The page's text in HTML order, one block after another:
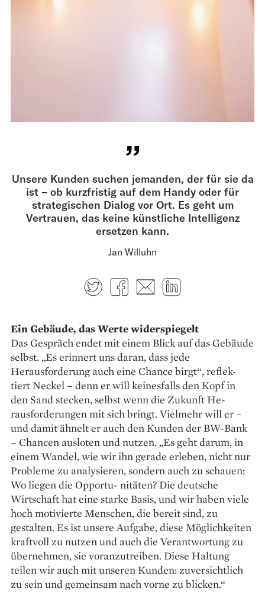
Unsere Kunden suchen jemanden, der für sie da
ist – ob kurzfristig auf dem Handy oder für
strategischen Dialog vor Ort. Es geht um
Vertrauen, das keine künstliche Intelligenz
ersetzen kann.
Jan Willuhn
TwitterFacebook
E-mail
Ein Gebäude, das Werte widerspiegelt
Das Gespräch endet mit einem Blick auf das Gebäude
selbst. „Es erinnert uns daran, dass jede
Herausforderung auch eine Chance birgt“, reflek-
tiert Neckel – denn er will keinesfalls den Kopf in
den Sand stecken, selbst wenn die Zukunft He-
rausforderungen mit sich bringt. Vielmehr will er –
und damit ähnelt er auch den Kunden der BW-Bank
– Chancen ausloten und nutzen. „Es geht darum, in
einem Wandel, wie wir ihn gerade erleben, nicht nur
Probleme zu analysieren, sondern auch zu schauen:
Wo liegen die Opportu- nitäten? Die deutsche
Wirtschaft hat eine starke Basis, und wir haben viele
hoch motivierte Menschen, die bereit sind, zu
gestalten. Es ist unsere Aufgabe, diese Möglichkeiten
kraftvoll zu nutzen und auch die Verantwortung zu
übernehmen, sie voranzutreiben. Diese Haltung
teilen wir auch mit unseren Kunden: zuversichtlich
zu sein und gemeinsam nach vorne zu blicken.“